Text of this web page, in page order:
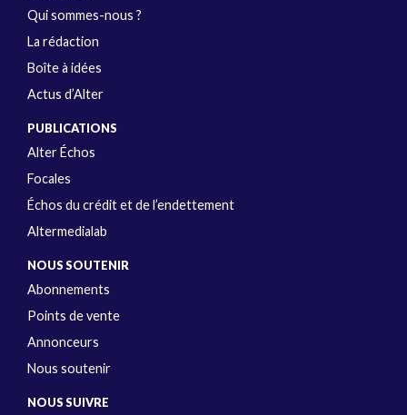
Qui sommes-nous ?
La rédaction
Boîte à idées
Actus d’Alter
PUBLICATIONS
Alter Échos
Focales
Échos du crédit et de l’endettement
Altermedialab
NOUS SOUTENIR
Abonnements
Points de vente
Annonceurs
Nous soutenir
NOUS SUIVRE